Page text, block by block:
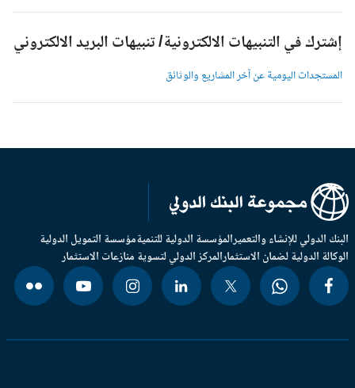
إشترك في التنبيهات الالكترونية/ تنبيهات البريد الالكتروني
المستجدات اليومية عن آخر المشاريع والوثائق
الدولي للإنشاء والتعميرالمؤسسة الدولية للتنميةمؤسسة التمويل الدولية
الدولية لضمان الاستثمارالمركز الدولي لتسوية منازعات الاستثمار